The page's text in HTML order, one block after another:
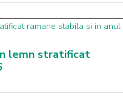
lemn stratificat